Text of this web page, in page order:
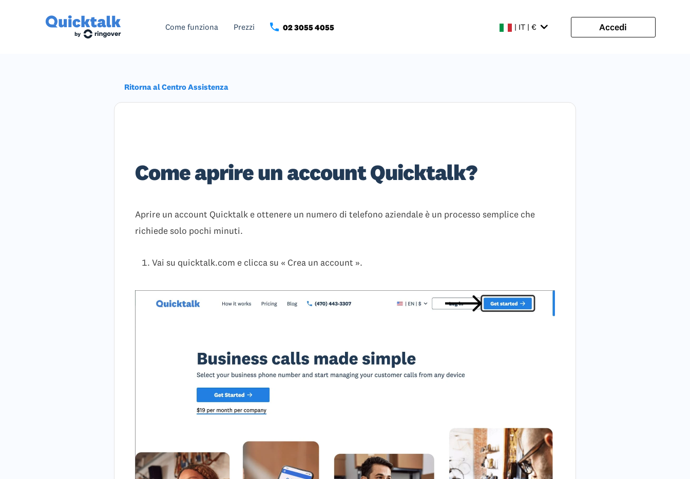
Come funziona Prezzi 02 3055 4055 | IT | € Accedi
Ritorna al Centro Assistenza
Come aprire un account Quicktalk?
Aprire un account Quicktalk e ottenere un numero di telefono aziendale è un processo semplice che
richiede solo pochi minuti.
Vai su quicktalk.com e clicca su « Crea un account ».